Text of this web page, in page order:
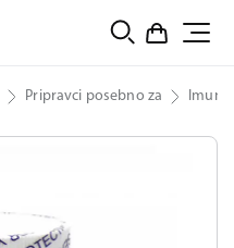
Pripravci posebno za